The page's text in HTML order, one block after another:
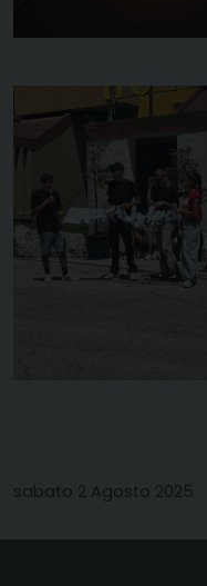
sabato 2 Agosto 2025